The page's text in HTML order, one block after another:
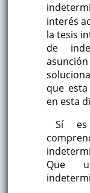
interés
la tesis
de
que
en esta
Sí es
Que